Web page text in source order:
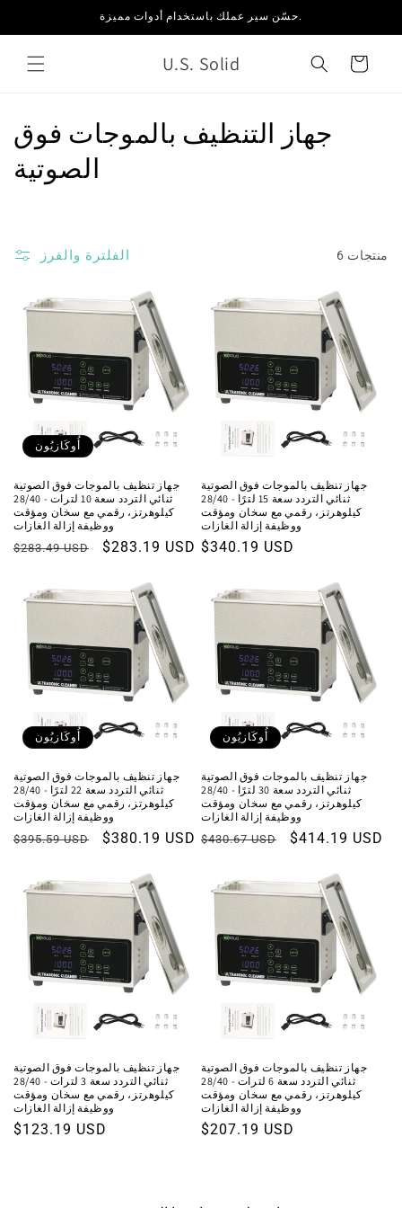
المحتوى
حسّن سير عملك باستخدام أدوات مميزة.
U.S. Solid العربة
م
ج
ع
ة
جهاز التنظيف بالموجات فوق
الصوتية
الفلترة والفرز 6 منتجات
أُوكَازيُون
جهاز تنظيف بالموجات فوق الصوتية
ثنائي التردد سعة 10 لترات - 28/40
كيلوهرتز، رقمي مع سخان ومؤقت
ووظيفة إزالة الغازات
السعر
$283.49 USD
سعر
$283.19 USD
جهاز تنظيف بالموجات فوق الصوتية
ثنائي التردد سعة 15 لترًا - 28/40
كيلوهرتز، رقمي مع سخان ومؤقت
ووظيفة إزالة الغازات
السعر
$340.19 USD
أُوكَازيُون
جهاز تنظيف بالموجات فوق الصوتية
ثنائي التردد سعة 22 لترًا - 28/40
كيلوهرتز، رقمي مع سخان ومؤقت
ووظيفة إزالة الغازات
السعر
$395.59 USD
سعر
$380.19 USD
أُوكَازيُون
جهاز تنظيف بالموجات فوق الصوتية
ثنائي التردد سعة 30 لترًا - 28/40
كيلوهرتز، رقمي مع سخان ومؤقت
ووظيفة إزالة الغازات
السعر
$430.67 USD
سعر
$414.19 USD
جهاز تنظيف بالموجات فوق الصوتية
ثنائي التردد سعة 3 لترات - 28/40
كيلوهرتز، رقمي مع سخان ومؤقت
ووظيفة إزالة الغازات
السعر
$123.19 USD
جهاز تنظيف بالموجات فوق الصوتية
ثنائي التردد سعة 6 لترات - 28/40
كيلوهرتز، رقمي مع سخان ومؤقت
ووظيفة إزالة الغازات
السعر
$207.19 USD